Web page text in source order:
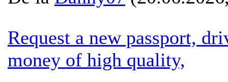
Request a new passport,
money of high quality,